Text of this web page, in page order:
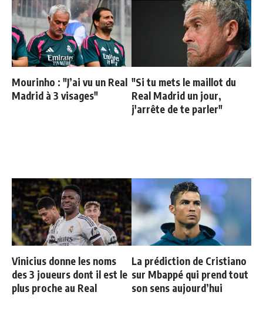
Mourinho : "J’ai vu un Real
Madrid à 3 visages"
"Si tu mets le maillot du
Real Madrid un jour,
j'arrête de te parler"
Vinicius donne les noms
des 3 joueurs dont il est le
plus proche au Real
La prédiction de Cristiano
sur Mbappé qui prend tout
son sens aujourd’hui